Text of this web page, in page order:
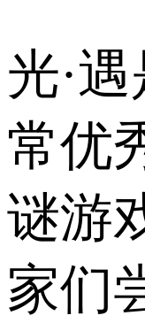
光·
常优
谜游
家们